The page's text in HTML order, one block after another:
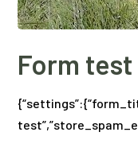
Form test